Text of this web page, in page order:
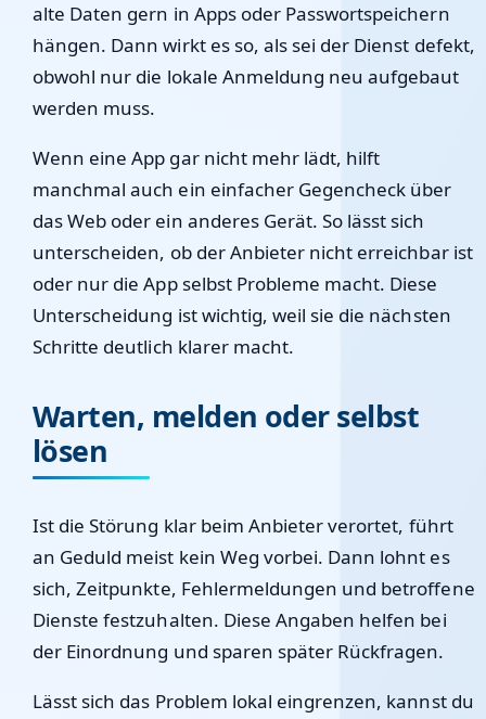
alte Daten gern in Apps oder Passwortspeichern
hängen. Dann wirkt es so, als sei der Dienst defekt,
obwohl nur die lokale Anmeldung neu aufgebaut
werden muss.
Wenn eine App gar nicht mehr lädt, hilft
manchmal auch ein einfacher Gegencheck über
das Web oder ein anderes Gerät. So lässt sich
unterscheiden, ob der Anbieter nicht erreichbar ist
oder nur die App selbst Probleme macht. Diese
Unterscheidung ist wichtig, weil sie die nächsten
Schritte deutlich klarer macht.
Warten, melden oder selbst
lösen
Ist die Störung klar beim Anbieter verortet, führt
an Geduld meist kein Weg vorbei. Dann lohnt es
sich, Zeitpunkte, Fehlermeldungen und betroffene
Dienste festzuhalten. Diese Angaben helfen bei
der Einordnung und sparen später Rückfragen.
Lässt sich das Problem lokal eingrenzen, kannst du